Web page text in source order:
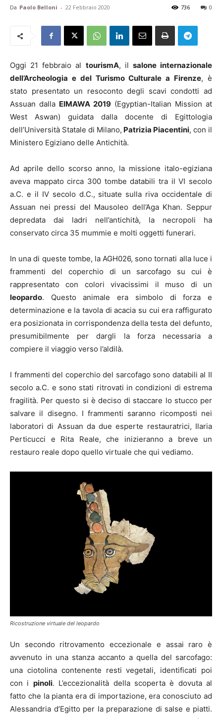
Da Paolo Belloni - 22 Febbraio 2020 0
736
Oggi 21 febbraio al tourismA, il salone internazionale
dell’Archeologia e del Turismo Culturale a Firenze, è
stato presentato un resoconto degli scavi condotti ad
Assuan dalla EIMAWA 2019 (Egyptian-Italian Mission at
West Aswan) guidata dalla docente di Egittologia
dell’Università Statale di Milano, Patrizia Piacentini, con il
Ministero Egiziano delle Antichità.
Ad aprile dello scorso anno, la missione italo-egiziana
aveva mappato circa 300 tombe databili tra il VI secolo
a.C. e il IV secolo d.C., situate sulla riva occidentale di
Assuan nei pressi del Mausoleo dell’Aga Khan. Seppur
depredata dai ladri nell’antichità, la necropoli ha
conservato circa 35 mummie e molti oggetti funerari.
In una di queste tombe, la AGH026, sono tornati alla luce i
frammenti del coperchio di un sarcofago su cui è
rappresentato con colori vivacissimi il muso di un
leopardo. Questo animale era simbolo di forza e
determinazione e la tavola di acacia su cui era raffigurato
era posizionata in corrispondenza della testa del defunto,
presumibilmente per dargli la forza necessaria a
compiere il viaggio verso l’aldilà.
I frammenti del coperchio del sarcofago sono databili al II
secolo a.C. e sono stati ritrovati in condizioni di estrema
fragilità. Per questo si è deciso di staccare lo stucco per
salvare il disegno. I frammenti saranno ricomposti nei
laboratori di Assuan da due esperte restauratrici, Ilaria
Perticucci e Rita Reale, che inizieranno a breve un
restauro reale dopo quello virtuale che qui vediamo.
Ricostruzione virtuale del leopardo
Un secondo ritrovamento eccezionale e assai raro è
avvenuto in una stanza accanto a quella del sarcofago:
una ciotolina contenente resti vegetali, identificati poi
con i pinoli. L’eccezionalità della scoperta è dovuta al
fatto che la pianta era di importazione, era conosciuto ad
Alessandria d’Egitto per la preparazione di salse e piatti.